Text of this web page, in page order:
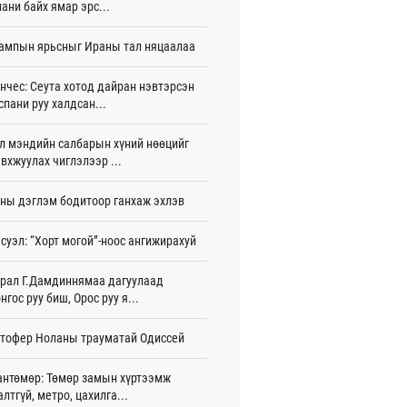
эмчлүүлж байна
цаг 3 мин
ын Ляонин мужийн төлөөлөгчид
ын үйл ажиллагаатай танилцлаа
цаг 16 мин
цаг 26 мин
Бүсийн чуулган, форум, салбарын
цаг 8 мин
авчээ
цаг 13 мин
тойрог зам”-ыг байгуулснаар
цаг 22 мин
байх ямар эрс...
ярьсныг Ираны тал няцаалаа
Сеута хотод дайран нэвтэрсэн
руу халдсан...
мэндийн салбарын хүний нөөцийг
чиглэлээр ...
дэглэм бодитоор ганхаж эхлэв
“Хорт могой”-ноос ангижирахуй
Г.Дамдиннямаа дагуулаад
руу биш, Орос руу я...
Ноланы трауматай Одиссей
Төмөр замын хүртээмж
метро, цахилга...